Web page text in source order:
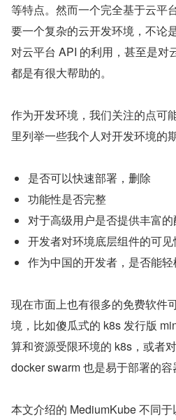
等特点。然而一个完全基于云平
要一个复杂的云开发环境，不论
对云平台 API 的利用，甚至是对
都是有很大帮助的。
作为开发环境，我们关注的点可
里列举一些我个人对开发环境的
是否可以快速部署，删除
功能性是否完整
对于高级用户是否提供丰富
开发者对环境底层组件的可见
作为中国的开发者，是否能
现在市面上也有很多的免费软件
境，比如傻瓜式的 k8s 发行版
算和资源受限环境的 k8s，或者
docker swarm 也是易于部署的容
本文介绍的 MediumKube 不同